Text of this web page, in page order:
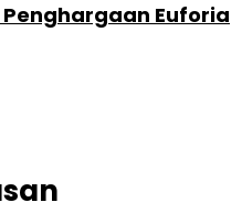
Euforia